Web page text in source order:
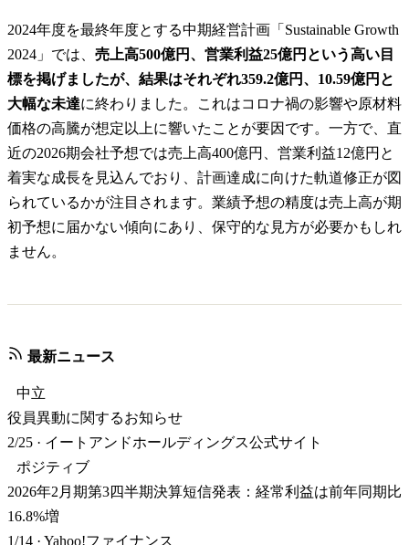
2024年度を最終年度とする中期経営計画「Sustainable Growth
2024」では、 売上高500億円、営業利益25億円という高い目
標を掲げましたが、結果はそれぞれ359.2億円、10.59億円と
大幅な未達に終わりました。これはコロナ禍の影響や原材料
価格の高騰が想定以上に響いたことが要因です。一方で、直
近の2026期会社予想では売上高400億円、営業利益12億円と
着実な成長を見込んでおり、計画達成に向けた軌道修正が図
られているかが注目されます。業績予想の精度は売上高が期
初予想に届かない傾向にあり、保守的な見方が必要かもしれ
ません。
最新ニュース
中立
役員異動に関するお知らせ
2/25 · イートアンドホールディングス公式サイト
ポジティブ
2026年2月期第3四半期決算短信発表：経常利益は前年同期比
16.8%増
1/14 · Yahoo!ファイナンス